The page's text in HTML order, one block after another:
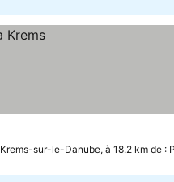
Krems-sur-le-Danube, à 18.2 km de :